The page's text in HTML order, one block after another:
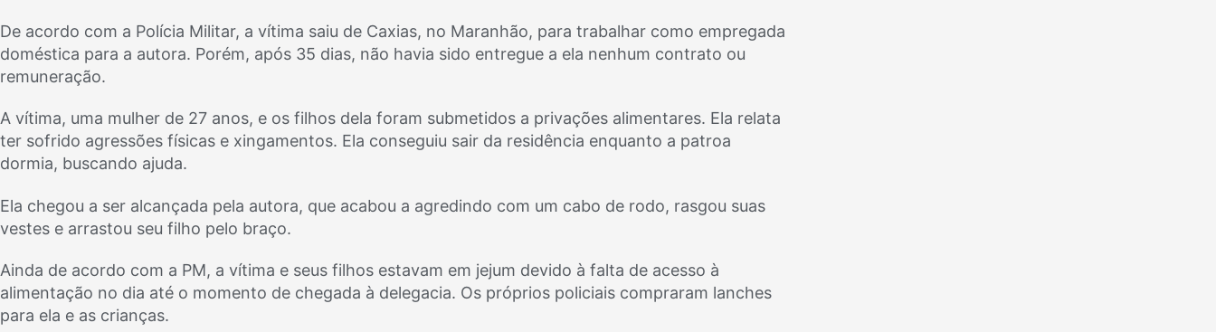
De acordo com a Polícia Militar, a vítima saiu de Caxias, no Maranhão, para trabalhar como empregada
doméstica para a autora. Porém, após 35 dias, não havia sido entregue a ela nenhum contrato ou
remuneração.
A vítima, uma mulher de 27 anos, e os filhos dela foram submetidos a privações alimentares. Ela relata
ter sofrido agressões físicas e xingamentos. Ela conseguiu sair da residência enquanto a patroa
dormia, buscando ajuda.
Ela chegou a ser alcançada pela autora, que acabou a agredindo com um cabo de rodo, rasgou suas
vestes e arrastou seu filho pelo braço.
Ainda de acordo com a PM, a vítima e seus filhos estavam em jejum devido à falta de acesso à
alimentação no dia até o momento de chegada à delegacia. Os próprios policiais compraram lanches
para ela e as crianças.